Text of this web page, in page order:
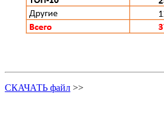
СКАЧАТЬ файл >>